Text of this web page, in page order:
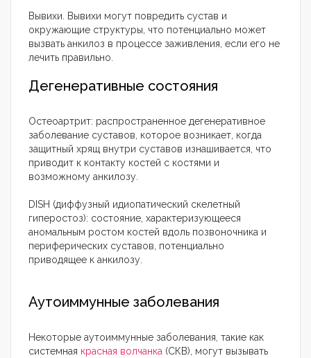
Вывихи. Вывихи могут повредить сустав и
окружающие структуры, что потенциально может
вызвать анкилоз в процессе заживления, если его не
лечить правильно.
Дегенеративные состояния
Остеоартрит: распространенное дегенеративное
заболевание суставов, которое возникает, когда
защитный хрящ внутри суставов изнашивается, что
приводит к контакту костей с костями и
возможному анкилозу.
DISH (диффузный идиопатический скелетный
гиперостоз): состояние, характеризующееся
аномальным ростом костей вдоль позвоночника и
периферических суставов, потенциально
приводящее к анкилозу.
Аутоиммунные заболевания
Некоторые аутоиммунные заболевания, такие как
системная красная волчанка (СКВ), могут вызывать